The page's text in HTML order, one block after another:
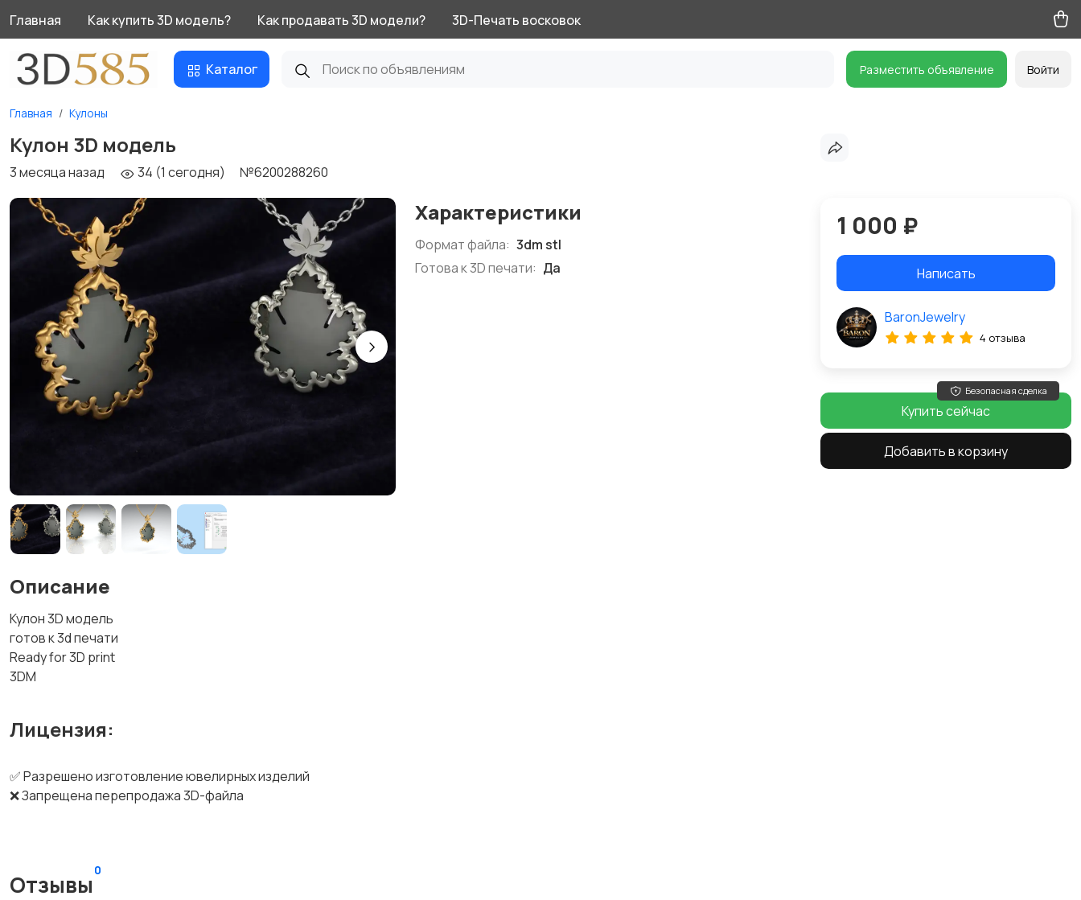
Главная Как купить 3D модель? Как продавать 3D модели? 3D-Печать восковок
Каталог Разместить объявление Войти
Главная Кулоны
Кулон 3D модель
3 месяца назад 34 (1 сегодня) №6200288260
Характеристики
Формат файла: 3dm stl
Готова к 3D печати: Да
Описание
Кулон 3D модель
готов к 3d печати
Ready for 3D print
3DM
Лицензия:
✅ Разрешено изготовление ювелирных изделий
❌ Запрещена перепродажа 3D-файла
Отзывы
0
1 000 ₽
Написать
BaronJewelry
4 отзыва
Безопасная сделка
Купить сейчас
Добавить в корзину